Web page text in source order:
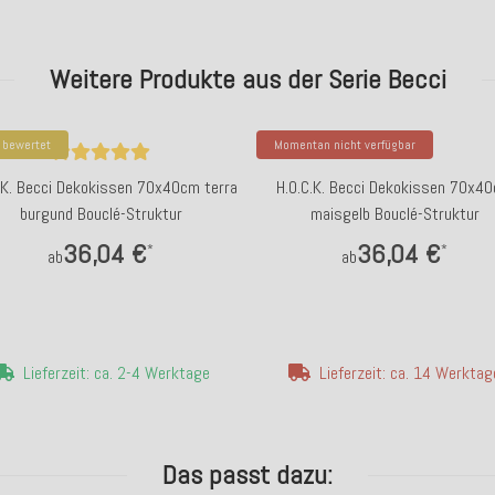
Weitere Produkte aus der Serie Becci
bewertet
Becci Dekokissen 70x40cm terra
burgund Bouclé-Struktur
ab36,04 €*
Lieferzeit: ca. 2-4 Werktage
Momentan nicht verfügbar
H.O.C.K. Becci Dekokissen
maisgelb Bouclé-Struktur
ab36,04 €*
Lieferzeit: ca. 14
Das passt dazu: